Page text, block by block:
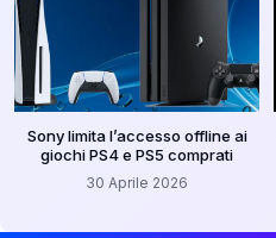
Sony limita l’accesso offline ai
giochi PS4 e PS5 comprati
30 Aprile 2026